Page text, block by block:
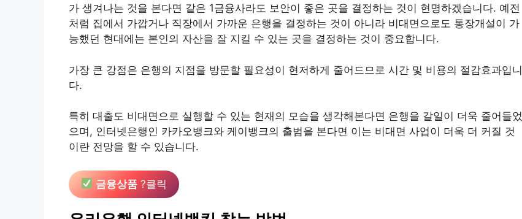
가 생겨나는 것을 본다면 같은 1금융사라도 보안이 좋은 곳을 결정하는 것이 현명하겠습니다. 예전
처럼 집에서 가깝거나 직장에서 가까운 은행을 결정하는 것이 아니라 비대면으로도 통장개설이 가
능했던 현대에는 본인의 자산을 잘 지킬 수 있는 곳을 결정하는 것이 중요합니다.
가장 큰 강점은 은행의 지점을 방문할 필요성이 현저하게 줄어드므로 시간 및 비용의 절감효과입니
다.
특히 대출도 비대면으로 실행할 수 있는 현재의 모습을 생각해본다면 은행을 갈일이 더욱 줄어들었
으며, 인터넷은행인 카카오뱅크와 케이뱅크의 출범을 본다면 이는 비대면 사업이 더욱 더 커질 것
이란 전망을 할 수 있습니다.
금융상품 ?클릭